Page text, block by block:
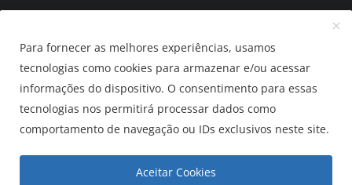
Inscrever-se
AUTOMUNDO.com.br
Termos & Condições Política de Privacidade
Para fornecer as melhores experiências, usamos
tecnologias como cookies para armazenar e/ou acessar
informações do dispositivo. O consentimento para essas
tecnologias nos permitirá processar dados como
comportamento de navegação ou IDs exclusivos neste site.
Aceitar Cookies